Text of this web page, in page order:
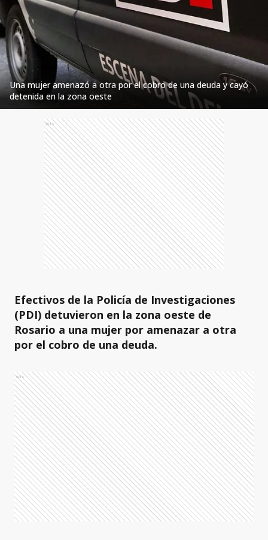
Una mujer amenazó a otra por el cobro de una deuda y cayó
detenida en la zona oeste
Ads
Efectivos de la Policía de Investigaciones
(PDI) detuvieron en la zona oeste de
Rosario a una mujer por amenazar a otra
por el cobro de una deuda.
Ads